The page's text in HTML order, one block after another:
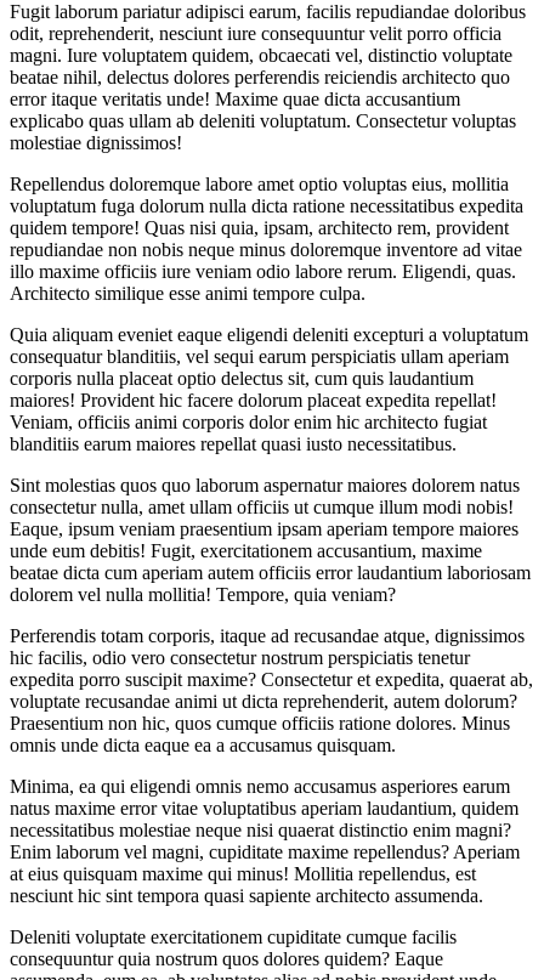
Fugit laborum pariatur adipisci earum, facilis repudiandae doloribus
odit, reprehenderit, nesciunt iure consequuntur velit porro officia
magni. Iure voluptatem quidem, obcaecati vel, distinctio voluptate
beatae nihil, delectus dolores perferendis reiciendis architecto quo
error itaque veritatis unde! Maxime quae dicta accusantium
explicabo quas ullam ab deleniti voluptatum. Consectetur voluptas
molestiae dignissimos!
Repellendus doloremque labore amet optio voluptas eius, mollitia
voluptatum fuga dolorum nulla dicta ratione necessitatibus expedita
quidem tempore! Quas nisi quia, ipsam, architecto rem, provident
repudiandae non nobis neque minus doloremque inventore ad vitae
illo maxime officiis iure veniam odio labore rerum. Eligendi, quas.
Architecto similique esse animi tempore culpa.
Quia aliquam eveniet eaque eligendi deleniti excepturi a voluptatum
consequatur blanditiis, vel sequi earum perspiciatis ullam aperiam
corporis nulla placeat optio delectus sit, cum quis laudantium
maiores! Provident hic facere dolorum placeat expedita repellat!
Veniam, officiis animi corporis dolor enim hic architecto fugiat
blanditiis earum maiores repellat quasi iusto necessitatibus.
Sint molestias quos quo laborum aspernatur maiores dolorem natus
consectetur nulla, amet ullam officiis ut cumque illum modi nobis!
Eaque, ipsum veniam praesentium ipsam aperiam tempore maiores
unde eum debitis! Fugit, exercitationem accusantium, maxime
beatae dicta cum aperiam autem officiis error laudantium laboriosam
dolorem vel nulla mollitia! Tempore, quia veniam?
Perferendis totam corporis, itaque ad recusandae atque, dignissimos
hic facilis, odio vero consectetur nostrum perspiciatis tenetur
expedita porro suscipit maxime? Consectetur et expedita, quaerat ab,
voluptate recusandae animi ut dicta reprehenderit, autem dolorum?
Praesentium non hic, quos cumque officiis ratione dolores. Minus
omnis unde dicta eaque ea a accusamus quisquam.
Minima, ea qui eligendi omnis nemo accusamus asperiores earum
natus maxime error vitae voluptatibus aperiam laudantium, quidem
necessitatibus molestiae neque nisi quaerat distinctio enim magni?
Enim laborum vel magni, cupiditate maxime repellendus? Aperiam
at eius quisquam maxime qui minus! Mollitia repellendus, est
nesciunt hic sint tempora quasi sapiente architecto assumenda.
Deleniti voluptate exercitationem cupiditate cumque facilis
consequuntur quia nostrum quos dolores quidem? Eaque